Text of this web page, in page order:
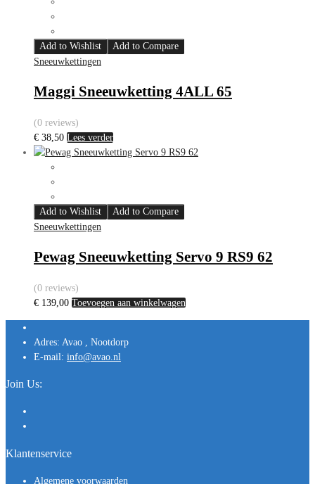
Add to Wishlist
Add to Compare
Sneeuwkettingen
Maggi Sneeuwketting 4ALL 65
(0 reviews)
€ 38,50 Lees verder
Add to Wishlist
Add to Compare
Sneeuwkettingen
Pewag Sneeuwketting Servo 9 RS9 62
(0 reviews)
€ 139,00 Toevoegen aan winkelwagen
Adres: Avao , Nootdorp
E-mail: info@avao.nl
Join Us:
Klantenservice
Algemene voorwaarden